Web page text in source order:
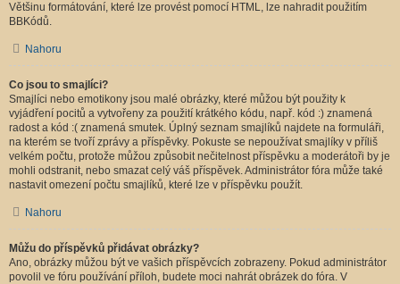
Většinu formátování, které lze provést pomocí HTML, lze nahradit použitím
BBKódů.
Nahoru
Co jsou to smajlíci?
Smajlíci nebo emotikony jsou malé obrázky, které můžou být použity k
vyjádření pocitů a vytvořeny za použití krátkého kódu, např. kód :) znamená
radost a kód :( znamená smutek. Úplný seznam smajlíků najdete na formuláři,
na kterém se tvoří zprávy a příspěvky. Pokuste se nepoužívat smajlíky v příliš
velkém počtu, protože můžou způsobit nečitelnost příspěvku a moderátoři by je
mohli odstranit, nebo smazat celý váš příspěvek. Administrátor fóra může také
nastavit omezení počtu smajlíků, které lze v příspěvku použít.
Nahoru
Můžu do příspěvků přidávat obrázky?
Ano, obrázky můžou být ve vašich příspěvcích zobrazeny. Pokud administrátor
povolil ve fóru používání příloh, budete moci nahrát obrázek do fóra. V